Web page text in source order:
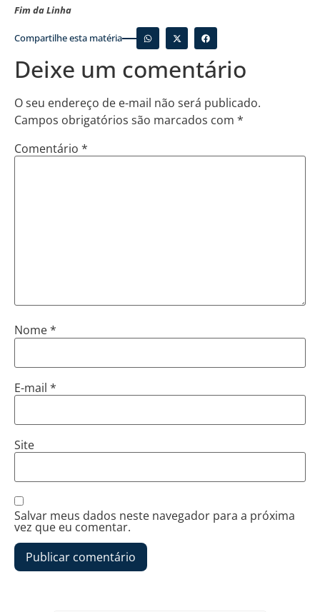
Fim da Linha
Compartilhe esta matéria
Deixe um comentário
O seu endereço de e-mail não será publicado.
Campos obrigatórios são marcados com *
Comentário *
Nome*
E-mail *
Site
Salvar meus dados neste navegador para a próxima
vez que eu comentar.